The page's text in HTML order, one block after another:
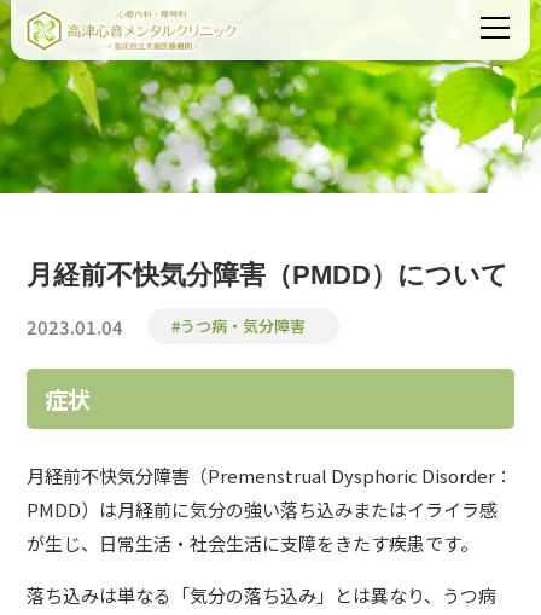
月経前不快気分障害（PMDD）について
2023.01.04 #うつ病・気分障害
症状
月経前不快気分障害（Premenstrual Dysphoric Disorder：
PMDD）は月経前に気分の強い落ち込みまたはイライラ感
が生じ、日常生活・社会生活に支障をきたす疾患です。
落ち込みは単なる「気分の落ち込み」とは異なり、うつ病